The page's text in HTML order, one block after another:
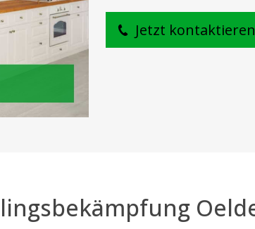
Jetzt kontaktieren